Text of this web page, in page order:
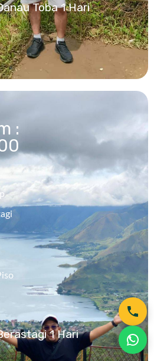
Toba 1 Hari
:
1 Hari